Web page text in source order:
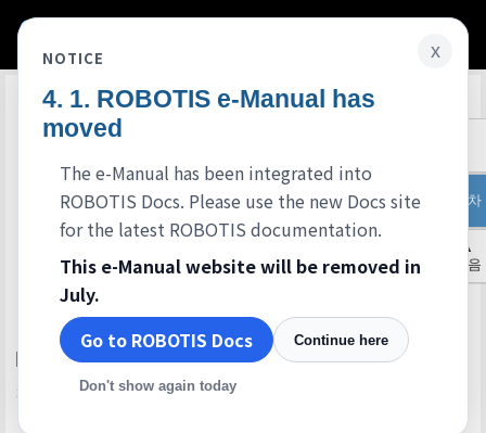
목차
▲
처음
Edit on GitHub
XH540-W270-T/R
주요 사양
x
NOTICE
ROBOTIS e-Manual has
moved
The e-Manual has been integrated into
ROBOTIS Docs. Please use the new Docs site
for the latest ROBOTIS documentation.
This e-Manual website will be removed in
July.
Go to ROBOTIS Docs
Continue here
Don't show again today